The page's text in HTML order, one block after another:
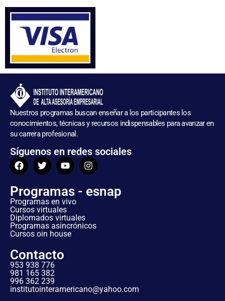
Nuestros programas buscan enseñar a los participantes los
conocimientos, técnicas y recursos indispensables para avanzar en
su carrera profesional.
Síguenos en redes sociales
Programas - esnap
Programas en vivo
Cursos virtuales
Diplomados virtuales
Programas asincrónicos
Cursos oin house
Contacto
953 938 776
981 165 382
996 362 239
institutointeramericano@yahoo.com